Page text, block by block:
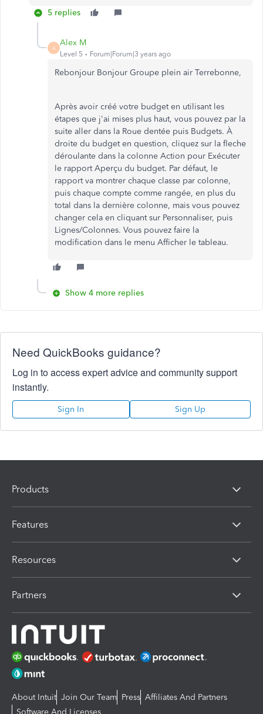
5 replies
A
Alex M
Level 5 Forum|Forum|3 years ago
Rebonjour Bonjour Groupe plein air Terrebonne,
Après avoir créé votre budget en utilisant les
étapes que j'ai mises plus haut, vous pouvez par la
suite aller dans la Roue dentée puis Budgets. À
droite du budget en question, cliquez sur la fleche
déroulante dans la colonne Action pour Exécuter
le rapport Aperçu du budget. Par défaut, le
rapport va montrer chaque classe par colonne,
puis chaque compte comme rangée, en plus du
total dans la dernière colonne, mais vous pouvez
changer cela en cliquant sur Personnaliser, puis
Lignes/Colonnes. Vous pouvez faire la
modification dans le menu Afficher le tableau.
Show 4 more replies
Need QuickBooks guidance?
Log in to access expert advice and community support
instantly.
Sign In Sign Up
Products
Features
Resources
Partners
About Intuit Join Our Team Press Affiliates And Partners
Software And Licenses